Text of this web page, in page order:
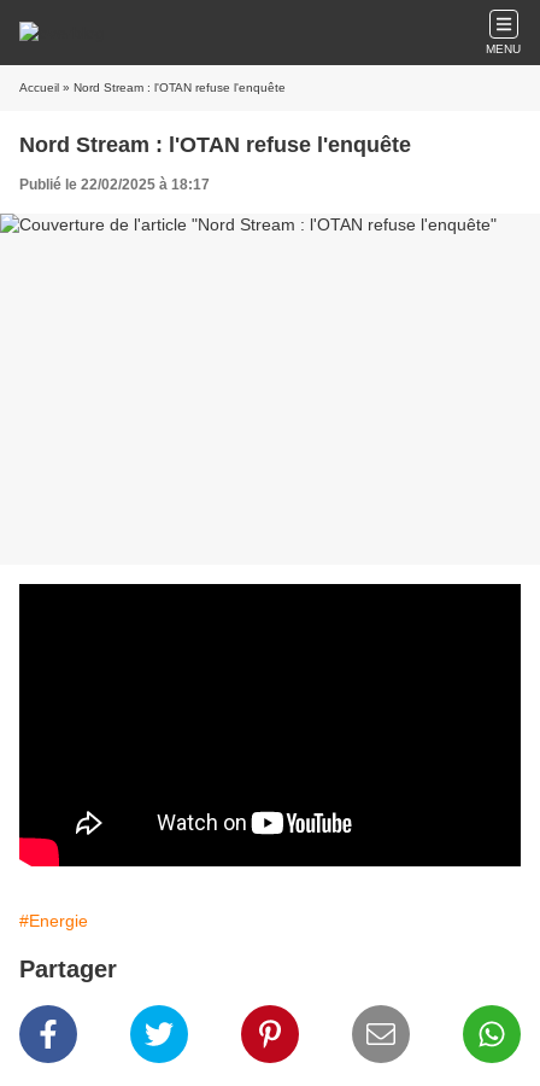
MENU
Accueil » Nord Stream : l'OTAN refuse l'enquête
Nord Stream : l'OTAN refuse l'enquête
Publié le 22/02/2025 à 18:17
#Energie
Partager